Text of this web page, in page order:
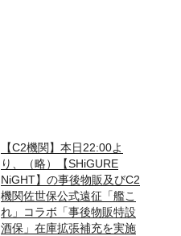
【C2機関】本日22:00よ
り、（略）【SHiGURE
NiGHT】の事後物販及びC2
機関佐世保公式遠征「艦こ
れ」コラボ「事後物販特設
酒保」在庫拡張補充を実施